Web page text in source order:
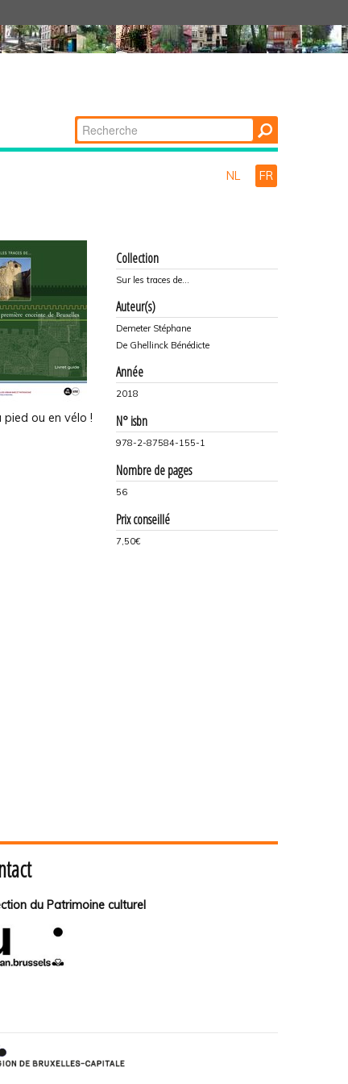
Chercher par
Recherche
NL FR
ou en vélo !
Collection
Sur les traces de...
Auteur(s)
Demeter Stéphane
De Ghellinck Bénédicte
Année
2018
N° isbn
978-2-87584-155-1
Nombre de pages
56
Prix conseillé
7,50€
du Patrimoine culturel